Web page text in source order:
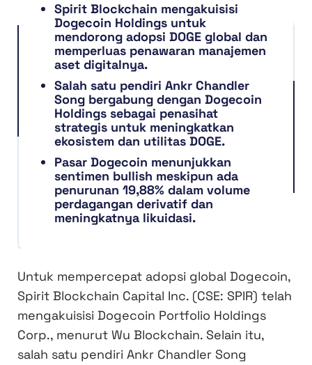
Spirit Blockchain mengakuisisi
Dogecoin Holdings untuk
mendorong adopsi DOGE global dan
memperluas penawaran manajemen
aset digitalnya.
Salah satu pendiri Ankr Chandler
Song bergabung dengan Dogecoin
Holdings sebagai penasihat
strategis untuk meningkatkan
ekosistem dan utilitas DOGE.
Pasar Dogecoin menunjukkan
sentimen bullish meskipun ada
penurunan 19,88% dalam volume
perdagangan derivatif dan
meningkatnya likuidasi.
Untuk mempercepat adopsi global Dogecoin,
Spirit Blockchain Capital Inc. (CSE: SPIR) telah
mengakuisisi Dogecoin Portfolio Holdings
Corp., menurut Wu Blockchain. Selain itu,
salah satu pendiri Ankr Chandler Song